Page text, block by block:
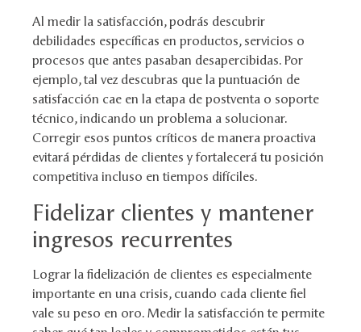
Al medir la satisfacción, podrás descubrir
debilidades específicas en productos, servicios o
procesos que antes pasaban desapercibidas. Por
ejemplo, tal vez descubras que la puntuación de
satisfacción cae en la etapa de postventa o soporte
técnico, indicando un problema a solucionar.
Corregir esos puntos críticos de manera proactiva
evitará pérdidas de clientes y fortalecerá tu posición
competitiva incluso en tiempos difíciles.
Fidelizar clientes y mantener
ingresos recurrentes
Lograr la fidelización de clientes es especialmente
importante en una crisis, cuando cada cliente fiel
vale su peso en oro. Medir la satisfacción te permite